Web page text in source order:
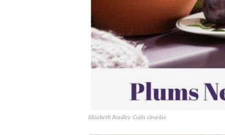
Elizabeth Bradley Cojín ciruelas